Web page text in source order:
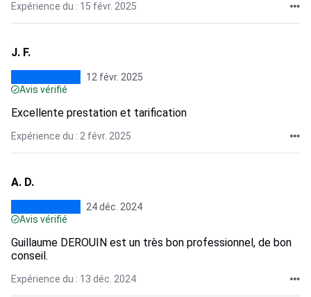
Expérience du : 15 févr. 2025
J. F.
12 févr. 2025
Avis vérifié
Excellente prestation et tarification
Expérience du : 2 févr. 2025
A. D.
24 déc. 2024
Avis vérifié
Guillaume DEROUIN est un très bon professionnel, de bon
conseil.
Expérience du : 13 déc. 2024